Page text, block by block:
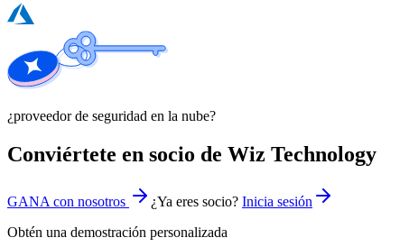
¿proveedor de seguridad en la nube?
Conviértete en socio de Wiz Technology
GANA con nosotros ¿Ya eres socio? Inicia sesión
Obtén una demostración personalizada